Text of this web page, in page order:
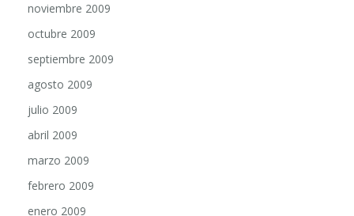
noviembre 2009
octubre 2009
septiembre 2009
agosto 2009
julio 2009
abril 2009
marzo 2009
febrero 2009
enero 2009